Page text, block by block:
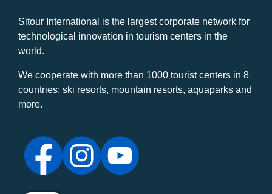
Sitour International is the largest corporate network for
technological innovation in tourism centers in the
world.
We cooperate with more than 1000 tourist centers in 8
countries: ski resorts, mountain resorts, aquaparks and
more.